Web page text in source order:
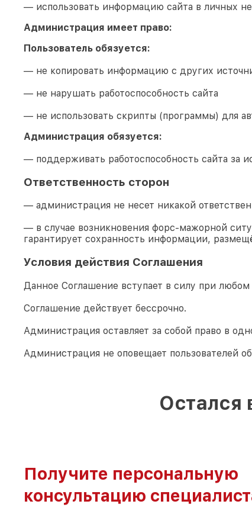
— использовать информацию сайта в личных
Администрация имеет право:
Пользователь обязуется:
— не копировать информацию с других
— не нарушать работоспособность сайта
— не использовать скрипты (программы) для
Администрация обязуется:
— поддерживать работоспособность сайта за
Ответственность сторон
— администрация не несет никакой
— в случае возникновения форс-мажорной
гарантирует сохранность информации,
Условия действия Соглашения
Данное Соглашение вступает в силу при любом
Соглашение действует бессрочно.
Администрация оставляет за собой право в
Администрация не оповещает пользователей
Остался
Получите персональную
консультацию